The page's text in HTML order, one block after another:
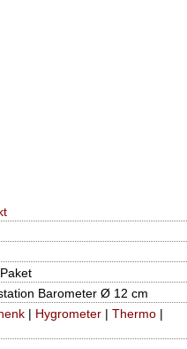
Barometer Ø 12 cm
| Hygrometer| Thermo|